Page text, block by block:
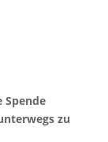
Spende
zu